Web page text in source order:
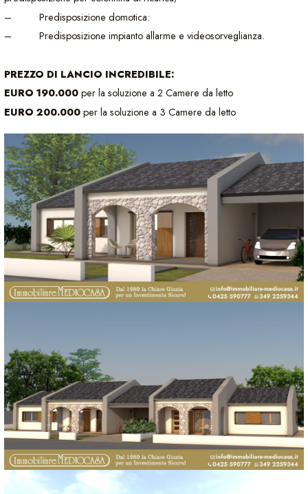
– Predisposizione domotica:
– Predisposizione impianto allarme e videosorveglianza.
PREZZO DI LANCIO INCREDIBILE:
EURO 190.000 per la soluzione a 2 Camere da letto
EURO 200.000 per la soluzione a 3 Camere da letto